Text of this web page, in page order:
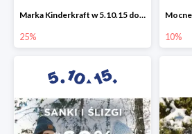
Marka Kinderkraft w 5.10.15 do -25%
25% 10%